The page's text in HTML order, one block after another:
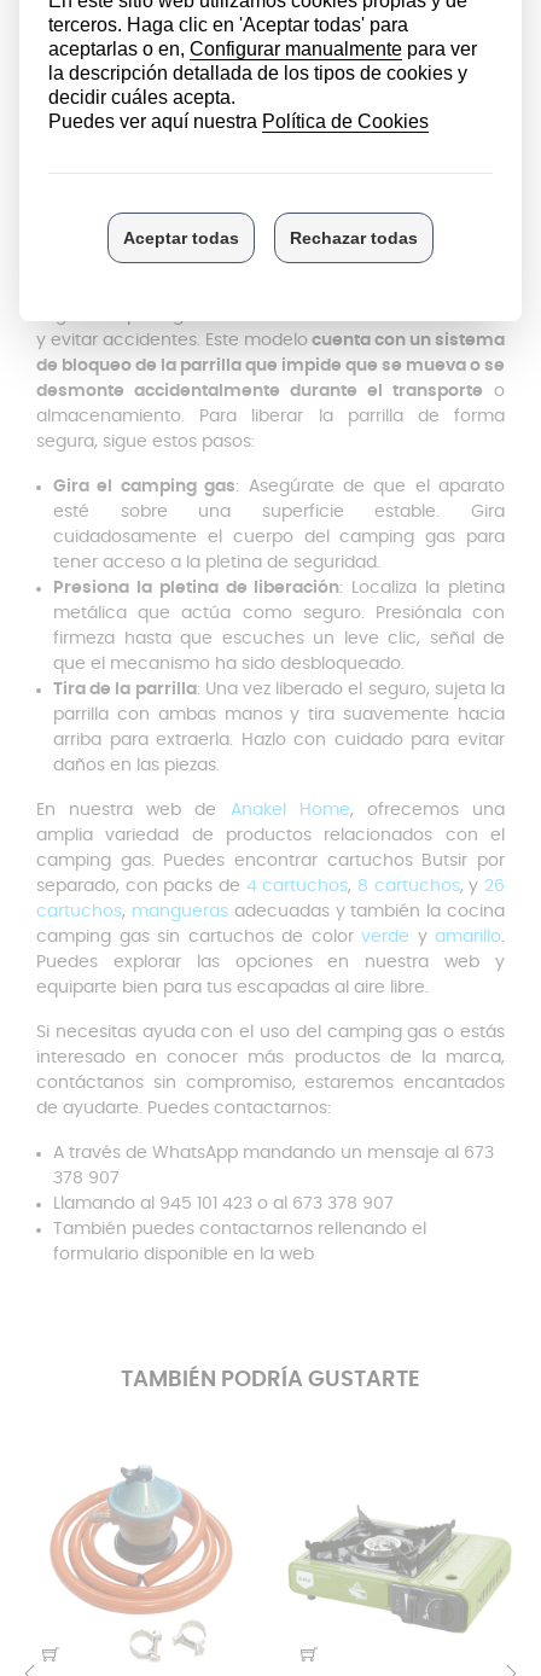
Extrae el soporte de la bandeja y ponlo en la posición
correcta, según la etiqueta de advertencia. Luego
la tapa del comportamiento del cartucho,retira el
tapón del cartucho e introdúcelo con la cabeza hacia
delante, alineada con la guía de la válvula. Por último,
empuja hacia abajo la palanca de cierre bloqueando el
Advertencias antes del primer uso
Antes de utilizar la cocina de gas por primera vez, es
y evitar accidentes. Este modelo cuenta con un sistema
de bloqueo de la parrilla que impide que se mueva o se
desmonte accidentalmente durante el transporte o
almacenamiento. Para liberar la parrilla de forma
segura, sigue estos pasos:
Gira el camping gas: Asegúrate de que el aparato
esté sobre una superficie estable. Gira
cuidadosamente el cuerpo del camping gas para
tener acceso a la pletina de seguridad.
Presiona la pletina de liberación: Localiza la pletina
metálica que actúa como seguro. Presiónala con
firmeza hasta que escuches un leve clic, señal de
que el mecanismo ha sido desbloqueado.
Tira de la parrilla: Una vez liberado el seguro, sujeta la
parrilla con ambas manos y tira suavemente hacia
arriba para extraerla. Hazlo con cuidado para evitar
daños en las piezas.
En nuestra web de Anakel Home, ofrecemos una
amplia variedad de productos relacionados con el
camping gas. Puedes encontrar cartuchos Butsir por
separado, con packs de 4 cartuchos, 8 cartuchos, y26
cartuchos, manguerasadecuadas y también la cocina
camping gas sin cartuchos de color verde y amarillo.
Puedes explorar las opciones en nuestra web y
equiparte bien para tus escapadas al aire libre.
Si necesitas ayuda con el uso del camping gas o estás
interesado en conocer más productos de la marca,
contáctanos sin compromiso, estaremos encantados
de ayudarte. Puedes contactarnos:
A través de WhatsApp mandando un mensaje al 673
378 907
Llamando al 945 101 423 o al 673 378 907
También puedes contactarnos rellenando el
formulario disponible en la web
TAMBIÉN PODRÍA GUSTARTE